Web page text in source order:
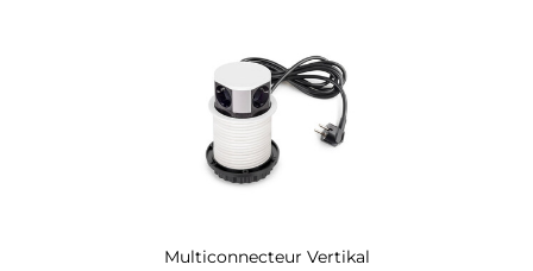
Multiconnecteur Vertikal